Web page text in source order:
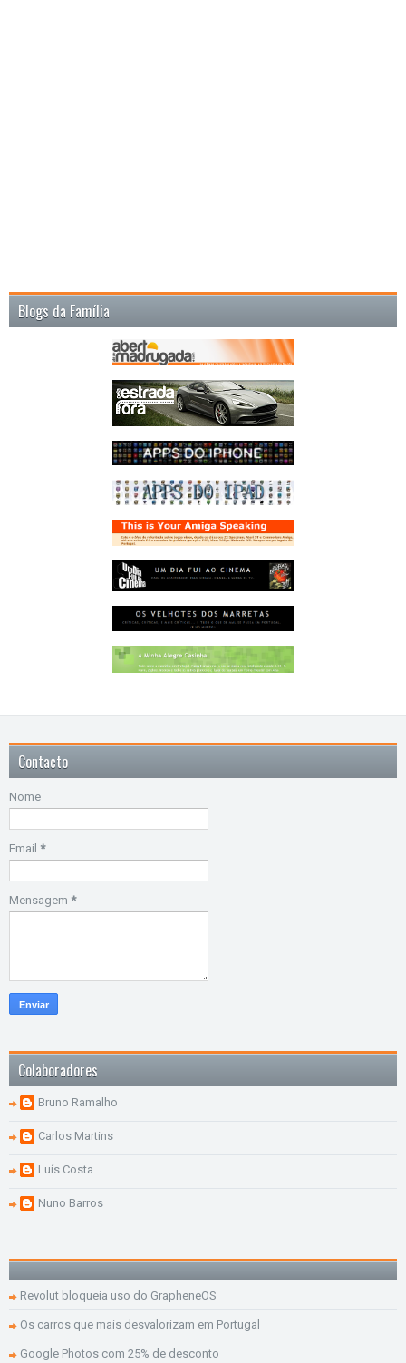
Blogs da Família
Contacto
Nome
Email *
Mensagem *
Colaboradores
Bruno Ramalho
Carlos Martins
Luís Costa
Nuno Barros
Revolut bloqueia uso do GrapheneOS
Os carros que mais desvalorizam em Portugal
Google Photos com 25% de desconto